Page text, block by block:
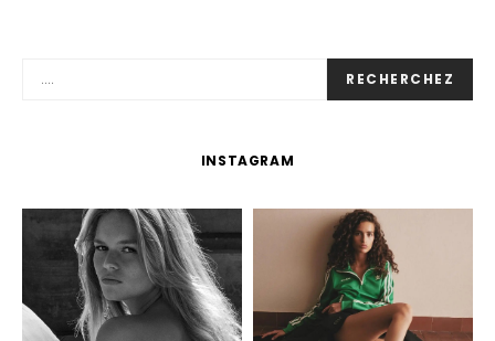
RECHERCHEZ
INSTAGRAM